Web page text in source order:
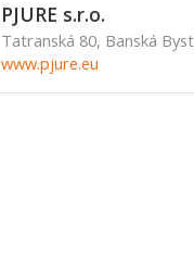
PJURE s.r.o.
Tatranská 80, Banská
www.pjure.eu